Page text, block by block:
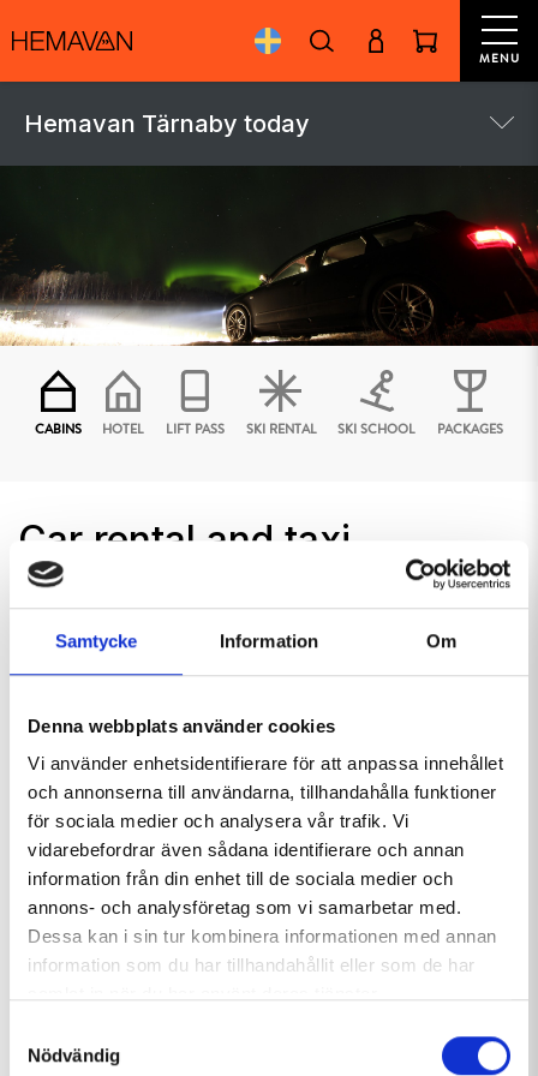
Samtycke Information Om
Denna webbplats använder cookies
Vi använder enhetsidentifierare för att anpassa innehållet
och annonserna till användarna, tillhandahålla funktioner
för sociala medier och analysera vår trafik. Vi
vidarebefordrar även sådana identifierare och annan
information från din enhet till de sociala medier och
annons- och analysföretag som vi samarbetar med.
Dessa kan i sin tur kombinera informationen med annan
information som du har tillhandahållit eller som de har
Nödvändig
MENU
Hemavan Tärnaby today
CABINS HOTEL LIFT PASS SKI RENTAL SKI SCHOOL PACKAGES
Car rental and taxi
Drive to the mountains!
For complete convenience on your mountain holiday,
Head north and turn left
Joking aside, it’s not a bad idea to have a car when you’re
in Hemavan Tärnaby. Many of the local attractions are
easier to reach by car. For directions to Hemavan Tärnaby
or within the area, you can click here. Then click on
“Directions” on the left of the page that comes up.
Sweden from: